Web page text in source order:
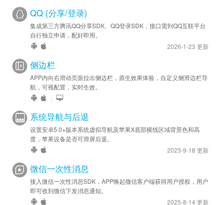
QQ (分享/登录)
集成第三方腾讯QQ分享SDK、QQ登录SDK，接口需到QQ互联平台
自行独立申请，配好即用。
2026-1-23 更新
侧边栏
APP内向右滑动页面拉出侧边栏，原生效果体验，自定义侧滑边栏导
航，可视配置，实时生效。
|
系统导航与后退
设置安卓5.0+版本系统虚拟导航及苹果X底部横线区域背景色和高
度，苹果设备是否可滑屏后退。
2023-9-18 更新
微信一次性消息
接入微信一次性消息SDK，APP唤起微信客户端获得用户授权，用户
即可收到微信下发消息通知。
2025-8-14 更新